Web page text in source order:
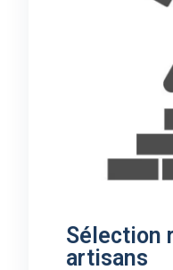
Sélection
artisans